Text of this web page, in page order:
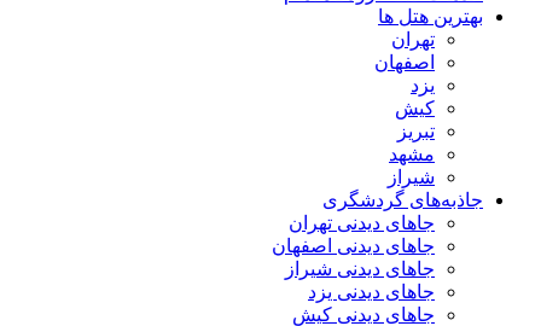
بهترین هتل ها
تهران
اصفهان
یزد
کیش
تبریز
مشهد
شیراز
جاذبه‌های گردشگری
جاهای دیدنی تهران
جاهای دیدنی اصفهان
جاهای دیدنی شیراز
جاهای دیدنی یزد
جاهای دیدنی کیش